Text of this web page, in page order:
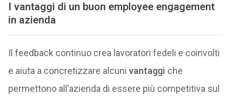
I vantaggi di un buon employee engagement
in azienda
Il feedback continuo crea lavoratori fedeli e coinvolti
e aiuta a concretizzare alcuni vantaggi che
permettono all’azienda di essere più competitiva sul